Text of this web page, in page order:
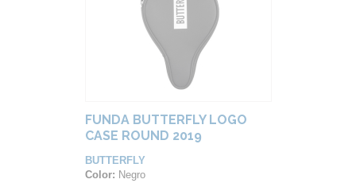
FUNDA BUTTERFLY LOGO
CASE ROUND 2019
BUTTERFLY
Color: Negro